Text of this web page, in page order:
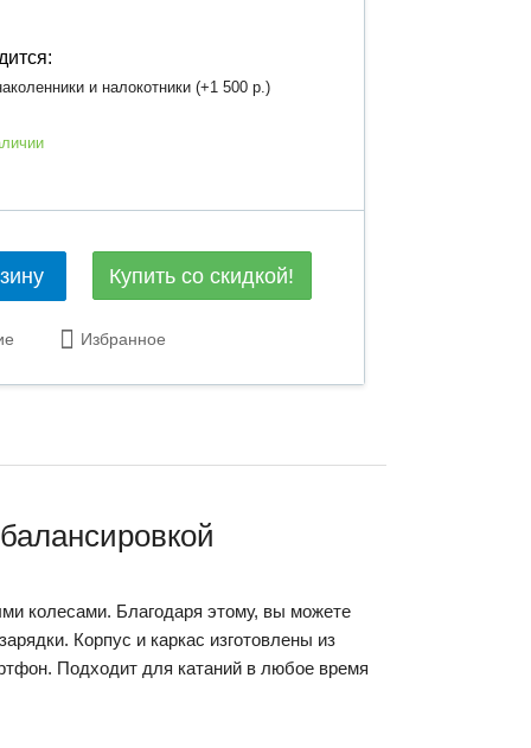
и налокотники (+1 500 р.)
Купить со скидкой!
Избранное
колесами. Благодаря этому, вы можете
Корпус и каркас изготовлены из
Подходит для катаний в любое время